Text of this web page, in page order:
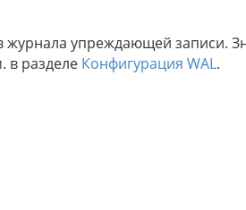
журнала упреждающей записи.
разделе Конфигурация WAL.